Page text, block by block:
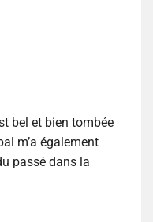
bel et bien tombée
m’a également
passé dans la